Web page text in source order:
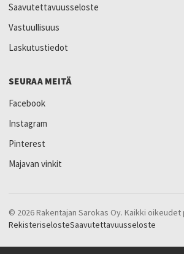
Saavutettavuusseloste
Vastuullisuus
Laskutustiedot
SEURAA MEITÄ
Facebook
Instagram
Pinterest
Majavan vinkit
© 2026 Rakentajan Sarokas Oy. Kaikki
RekisteriselosteSaavutettavuusseloste